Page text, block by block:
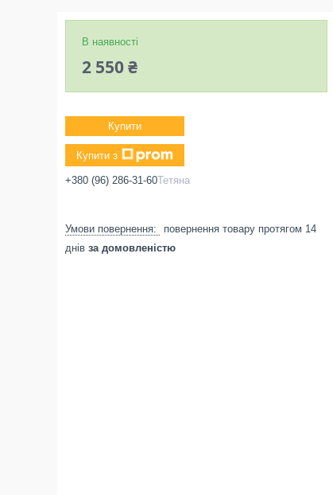
В наявності
2 550 ₴
Купити
Купити з
+380 (96) 286-31-60Тетяна
повернення товару протягом 14
днів за домовленістю